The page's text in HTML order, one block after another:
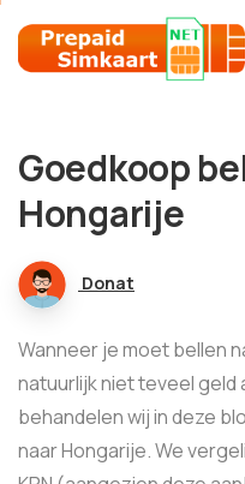
Goedkoop
Hongarije
Donat
Wanneer je moet bellen
natuurlijk niet teveel geld
behandelen wij in deze
naar Hongarije. We